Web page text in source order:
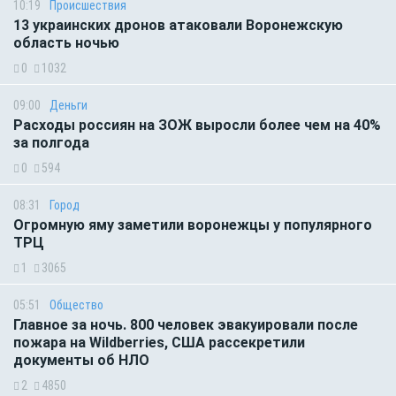
10:19 Происшествия
13 украинских дронов атаковали Воронежскую
область ночью
0 1032
09:00 Деньги
Расходы россиян на ЗОЖ выросли более чем на 40%
за полгода
0 594
08:31 Город
Огромную яму заметили воронежцы у популярного
ТРЦ
1 3065
05:51 Общество
Главное за ночь. 800 человек эвакуировали после
пожара на Wildberries, США рассекретили
документы об НЛО
2 4850